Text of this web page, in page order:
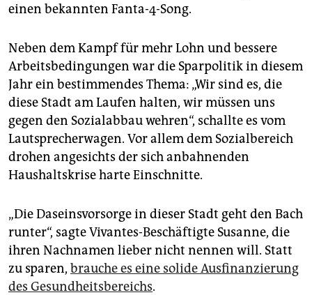
einen bekannten Fanta-4-Song.
Neben dem Kampf für mehr Lohn und bessere
Arbeitsbedingungen war die Sparpolitik in diesem
Jahr ein bestimmendes Thema: „Wir sind es, die
diese Stadt am Laufen halten, wir müssen uns
gegen den Sozialabbau wehren“, schallte es vom
Lautsprecherwagen. Vor allem dem Sozialbereich
drohen angesichts der sich anbahnenden
Haushaltskrise harte Einschnitte.
„Die Daseinsvorsorge in dieser Stadt geht den Bach
runter“, sagte Vivantes-Beschäftigte Susanne, die
ihren Nachnamen lieber nicht nennen will. Statt
zu sparen, brauche es eine solide Ausfinanzierung
des Gesundheitsbereichs.